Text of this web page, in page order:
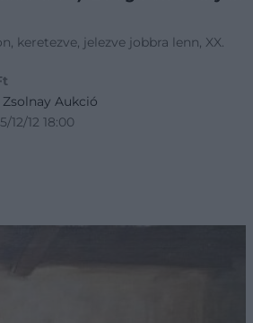
keretezve, jelezve jobbra lenn, XX.
Aukció
12 18:00